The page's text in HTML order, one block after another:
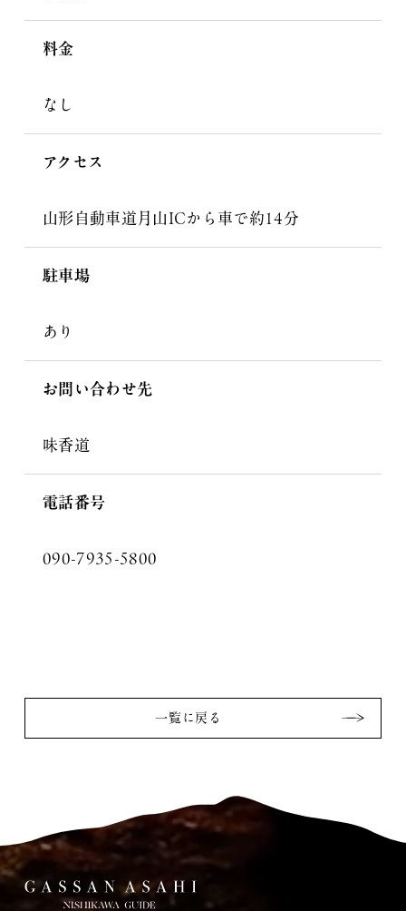
料金
なし
アクセス
山形自動車道月山ICから車で約14分
駐車場
あり
お問い合わせ先
味香道
電話番号
090-7935-5800
一覧に戻る